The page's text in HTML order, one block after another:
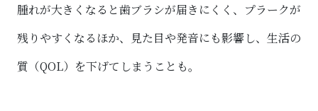
腫れが大きくなると歯ブラシが届きにくく、プラークが
残りやすくなるほか、見た目や発音にも影響し、生活の
質（QOL）を下げてしまうことも。